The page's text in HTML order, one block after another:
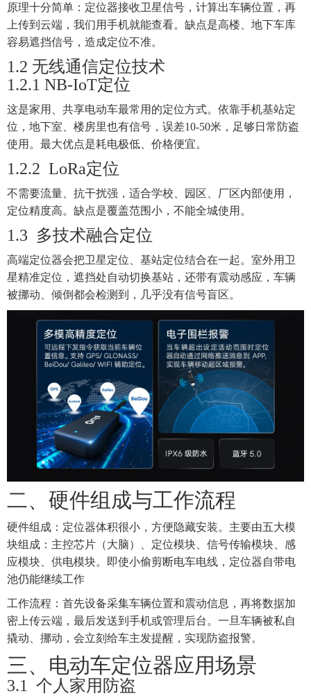
原理十分简单：定位器接收卫星信号，计算出车辆位置，再
上传到云端，我们用手机就能查看。缺点是高楼、地下车库
容易遮挡信号，造成定位不准。
1.2 无线通信定位技术
1.2.1 NB-IoT定位
这是家用、共享电动车最常用的定位方式。依靠手机基站定
位，地下室、楼房里也有信号，误差10-50米，足够日常防盗
使用。最大优点是耗电极低、价格便宜。
1.2.2 LoRa定位
不需要流量、抗干扰强，适合学校、园区、厂区内部使用，
定位精度高。缺点是覆盖范围小，不能全城使用。
1.3 多技术融合定位
高端定位器会把卫星定位、基站定位结合在一起。室外用卫
星精准定位，遮挡处自动切换基站，还带有震动感应，车辆
被挪动、倾倒都会检测到，几乎没有信号盲区。
二、 硬件组成与工作流程
硬件组成： 定位器体积很小，方便隐藏安装。主要由五大模
块组成：主控芯片（大脑）、定位模块、信号传输模块、感
应模块、供电模块。即使小偷剪断电车电线，定位器自带电
池仍能继续工作
工作流程： 首先设备采集车辆位置和震动信息，再将数据加
密上传云端，最后发送到手机或管理后台。一旦车辆被私自
撬动、挪动，会立刻给车主发提醒，实现防盗报警。
三、 电动车定位器应用场景
3.1 个人家用防盗